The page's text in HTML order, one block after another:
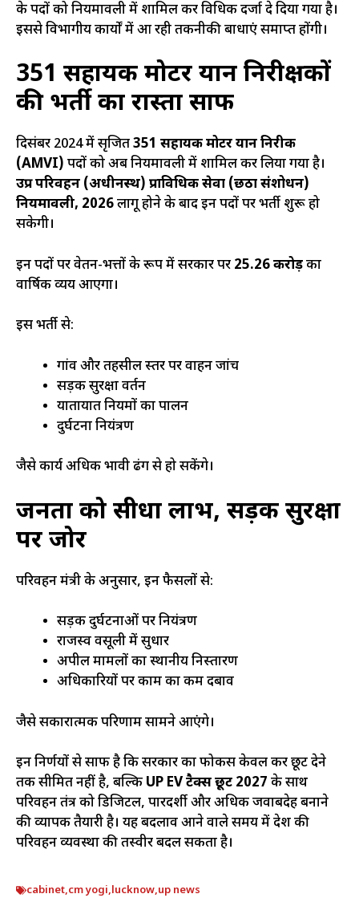
के पदों को नियमावली में शामिल कर विधिक दर्जा दे दिया गया है।
इससे विभागीय कार्यों में आ रही तकनीकी बाधाएं समाप्त होंगी।
351 सहायक मोटर यान निरीक्षकों
की भर्ती का रास्ता साफ
दिसंबर 2024 में सृजित351 सहायक मोटर यान निरीक्षक
(AMVI) पदों को अब नियमावली में शामिल कर लिया गया है।
उप्र परिवहन (अधीनस्थ) प्राविधिक सेवा (छठा संशोधन)
नियमावली, 2026लागू होने के बाद इन पदों पर भर्ती शुरू हो
सकेगी।
इन पदों पर वेतन-भत्तों के रूप में सरकार पर ₹25.26 करोड़का
वार्षिक व्यय आएगा।
इस भर्ती से:
गांव और तहसील स्तर पर वाहन जांच
सड़क सुरक्षा प्रवर्तन
यातायात नियमों का पालन
दुर्घटना नियंत्रण
जैसे कार्य अधिक प्रभावी ढंग से हो सकेंगे।
जनता को सीधा लाभ, सड़क सुरक्षा
पर जोर
परिवहन मंत्री के अनुसार, इन फैसलों से:
सड़क दुर्घटनाओं पर नियंत्रण
राजस्व वसूली में सुधार
अपील मामलों का स्थानीय निस्तारण
अधिकारियों पर काम का कम दबाव
जैसे सकारात्मक परिणाम सामने आएंगे।
इन निर्णयों से साफ है कि सरकार का फोकस केवल कर छूट देने
तक सीमित नहीं है, बल्कि UP EV टैक्स छूट 2027 के साथ
परिवहन तंत्र को डिजिटल, पारदर्शी और अधिक जवाबदेह बनाने
की व्यापक तैयारी है। यह बदलाव आने वाले समय में प्रदेश की
परिवहन व्यवस्था की तस्वीर बदल सकता है।
cabinet,cm yogi,lucknow,up news